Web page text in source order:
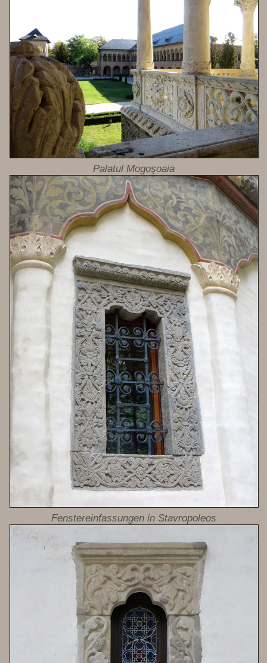
Palatul Mogoşoaia
Fenstereinfassungen in Stavropoleos